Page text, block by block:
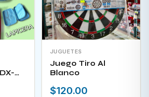
JUGUETES
Juego Tiro Al
Blanco
$120.00